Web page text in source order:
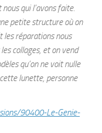
qui l’avons faite.
petite structure où on
les réparations nous
collages, et on vend
qu’on ne voit nulle
lunette, personne
90400-Le-Genie-